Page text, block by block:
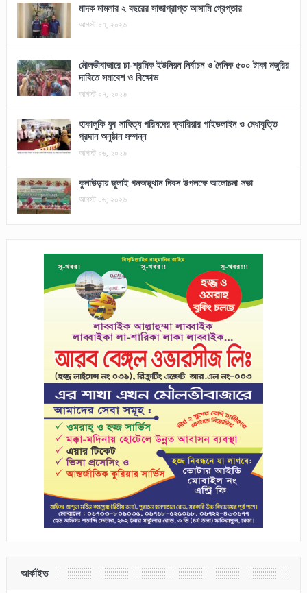
মাদক মামলার ২ বছরের সাজাপ্রাপ্ত আসামি গ্রেপ্তার
আগস্ট ০৭, ২০২৬
মৌলভীবাজারে চা-শ্রমিক ইউনিয়ন নির্বাচন ও দৈনিক ৫০০ টাকা মজুরির
দাবিতে সমাবেশ ও বিক্ষোভ
আগস্ট ০৭, ২০২৬
হাকালুকি যুব সাহিত্য পরিষদের ক্যারিয়ার গাইডলাইন ও মেধাবৃত্তি
প্রদান অনুষ্ঠান সম্পন্ন
আগস্ট ০৬, ২০২৬
কুলাউড়ায় জুলাই গনঅভূথান দিবস উপলক্ষে আলোচনা সভা
আগস্ট ০৬, ২০২৬
আর্কাইভ